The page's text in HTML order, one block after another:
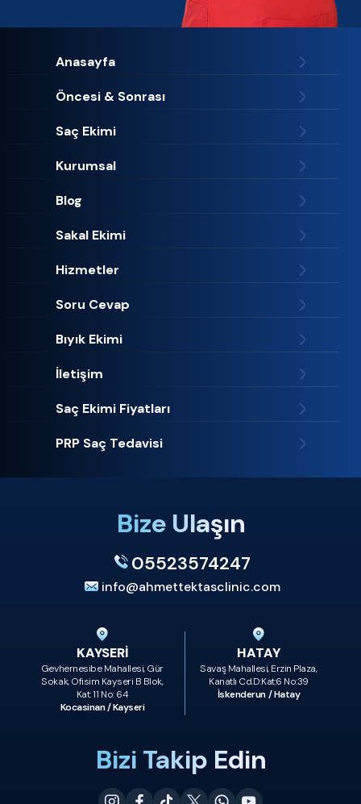
Bize Ulaşın
05523574247
info@ahmettektasclinic.com
KAYSERİ
Gevhernesibe Mahallesi, Gür
Sokak, Ofisim Kayseri B Blok,
Kat: 11 No: 64
Kocasinan / Kayseri
HATAY
Savaş Mahallesi, Erzin Plaza,
Kanatlı Cd.D:Kat:6 No:39
İskenderun / Hatay
Bizi Takip Edin
Anasayfa
Öncesi & Sonrası
Saç Ekimi
Kurumsal
Blog
Sakal Ekimi
Hizmetler
Soru Cevap
Bıyık Ekimi
İletişim
Saç Ekimi Fiyatları
PRP Saç Tedavisi